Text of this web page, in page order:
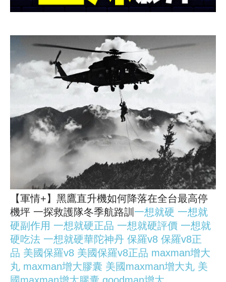
【軍情+】黑鷹直升機如何降落在全台最高停
機坪 一探救護隊冬季航路訓 一想就硬 一想就
硬副作用 一想就硬正品 一想就硬評價 一想就
硬吃法 一想就硬華陀神丹 保羅v8 保羅v8正
品 美國保羅v8 美國保羅v8正品 maxman增大
丸 maxman增大膠囊 美國maxman增大丸 美